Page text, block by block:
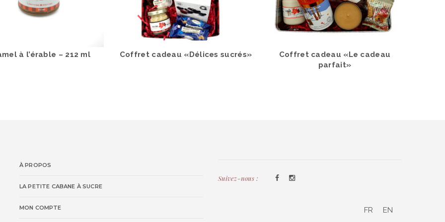
à l’érable – 212 ml Coffret cadeau «Délices sucrés»
Coffret cadeau «Le cadeau
parfait»
À PROPOS
LA PETITE CABANE À SUCRE
MON COMPTE
Suivez-nous :
FR EN